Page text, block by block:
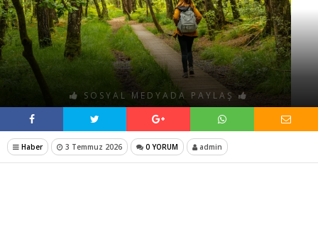
SOSYAL MEDYADA PAYLAŞ
Haber 3 Temmuz 2026 0 YORUM admin